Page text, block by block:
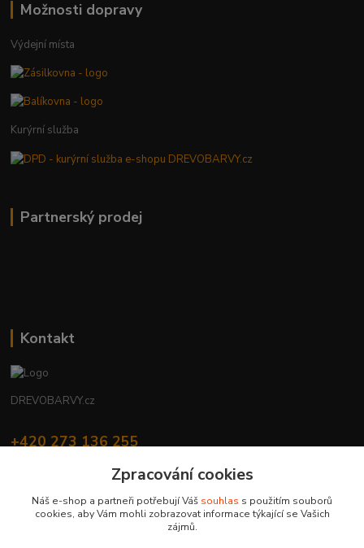
Možnosti dopravy
Výdejní místa
Kurýrní služba
Partnerský prodej
Kontakt
DREVOBARVY.cz
+420 273 136 255
Zpracování cookies
Náš e-shop a partneři potřebují Váš souhlas s použitím souborů
cookies, aby Vám mohli zobrazovat informace týkající se Vašich
zájmů.